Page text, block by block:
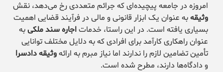
امروزه در جامعه پیچیده‌ای که جرائم متعددی رخ می‌دهد، نقش
وثیقهبه عنوان یک ابزار قانونی و مالی در فرآیند قضایی اهمیت
بسیاری یافته است. در این راستا، خدماتاجاره سند ملکیبه
عنوان راهکاری کارآمد برای افرادی که به دلایل مختلف توانایی
تأمین تضامین لازم را ندارند اما نیاز مبرم به ارائهوثیقه دادسرا
و دادگاه‌ها دارند، مطرح شده است.